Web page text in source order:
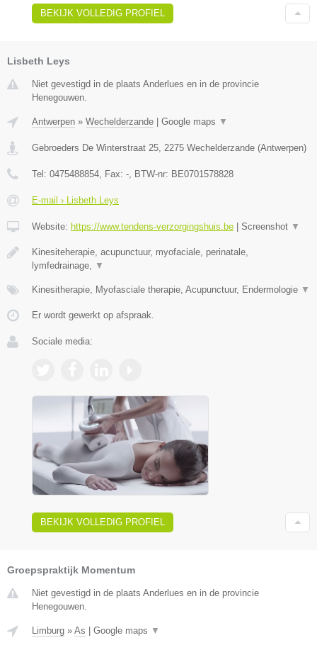
BEKIJK VOLLEDIG PROFIEL
Lisbeth Leys
Niet gevestigd in de plaats Anderlues en in de provincie
Henegouwen.
Antwerpen » Wechelderzande Google maps ▼
Gebroeders De Winterstraat 25 2275 Wechelderzande (Antwerpen)
Tel: 0475488854 , Fax: - , BTW-nr: BE0701578828
E-mail › Lisbeth Leys
Website: https://www.tendens-verzorgingshuis.be Screenshot ▼
Kinesiteherapie, acupunctuur, myofaciale, perinatale,
lymfedrainage,
▼
Kinesitherapie, Myofasciale therapie, Acupunctuur, Endermologie ▼
Er wordt gewerkt op afspraak.
Sociale media:
BEKIJK VOLLEDIG PROFIEL
Groepspraktijk Momentum
Niet gevestigd in de plaats Anderlues en in de provincie
Henegouwen.
Limburg » As Google maps ▼